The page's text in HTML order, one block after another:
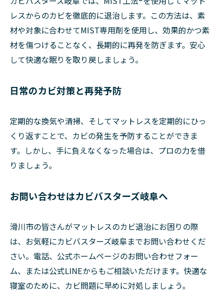
レスからのカビを徹底的に退治します。この方法は、素
材や対象に合わせてMIST専用剤を使用し、効果的かつ素
材を傷つけることなく、長期的に再発を防ぎます。安心
して快適な眠りを取り戻しましょう。
日常のカビ対策と再発予防
定期的な換気や清掃、そしてマットレスを定期的にひっ
くり返すことで、カビの発生を予防することができま
す。しかし、手に負えなくなった場合は、プロの力を借
りましょう。
お問い合わせはカビバスターズ岐阜へ
滑川市の皆さんがマットレスのカビ退治にお困りの際
は、お気軽にカビバスターズ岐阜までお問い合わせくだ
さい。電話、公式ホームページのお問い合わせフォー
ム、または公式LINEからもご相談いただけます。快適な
寝室のために、カビ問題に早めに対処しましょう。